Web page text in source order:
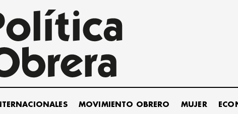
MOVIMIENTO OBRERO MUJER